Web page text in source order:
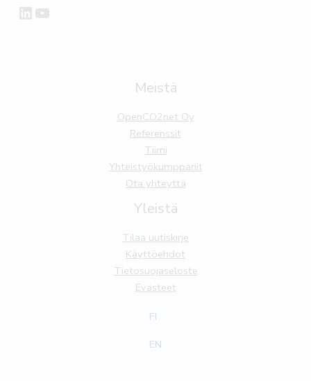
LinkedIn
YouTube
Meistä
OpenCO2net Oy
Referenssit
Tiimi
Yhteistyökumppanit
Ota yhteyttä
Yleistä
Tilaa uutiskirje
Käyttöehdot
Tietosuojaseloste
Evästeet
FI
EN